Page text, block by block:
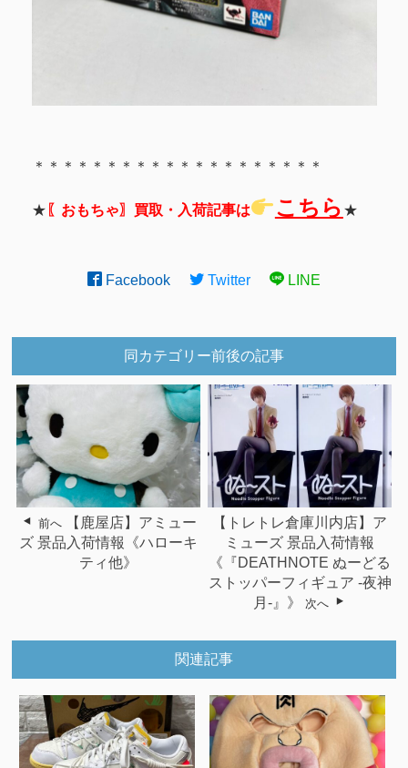
＊＊＊＊＊＊＊＊＊＊＊＊＊＊＊＊＊＊＊＊
★ 〖おもちゃ〗買取・入荷記事は こちら ★
Facebook Twitter LINE
同カテゴリー前後の記事
前へ
【鹿屋店】アミュー
ズ 景品入荷情報《ハローキ
ティ他》
【トレトレ倉庫川内店】ア
ミューズ 景品入荷情報
《『DEATHNOTE ぬーどる
ストッパーフィギュア -夜神
月-』》
次へ
関連記事